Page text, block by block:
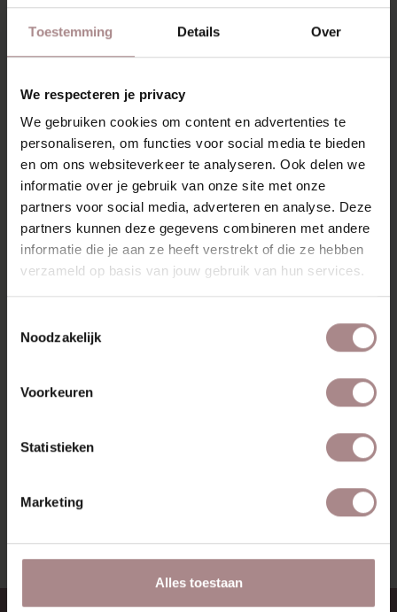
Toestemming Details Over
We respecteren je privacy
We gebruiken cookies om content en advertenties te
personaliseren, om functies voor social media te bieden
en om ons websiteverkeer te analyseren. Ook delen we
informatie over je gebruik van onze site met onze
partners voor social media, adverteren en analyse. Deze
partners kunnen deze gegevens combineren met andere
informatie die je aan ze heeft verstrekt of die ze hebben
verzameld op basis van jouw gebruik van hun services.
Noodzakelijk
Voorkeuren
Statistieken
Marketing
Alles toestaan
RECENT BEKEKEN
STOFSTAAL
SOFT GREY